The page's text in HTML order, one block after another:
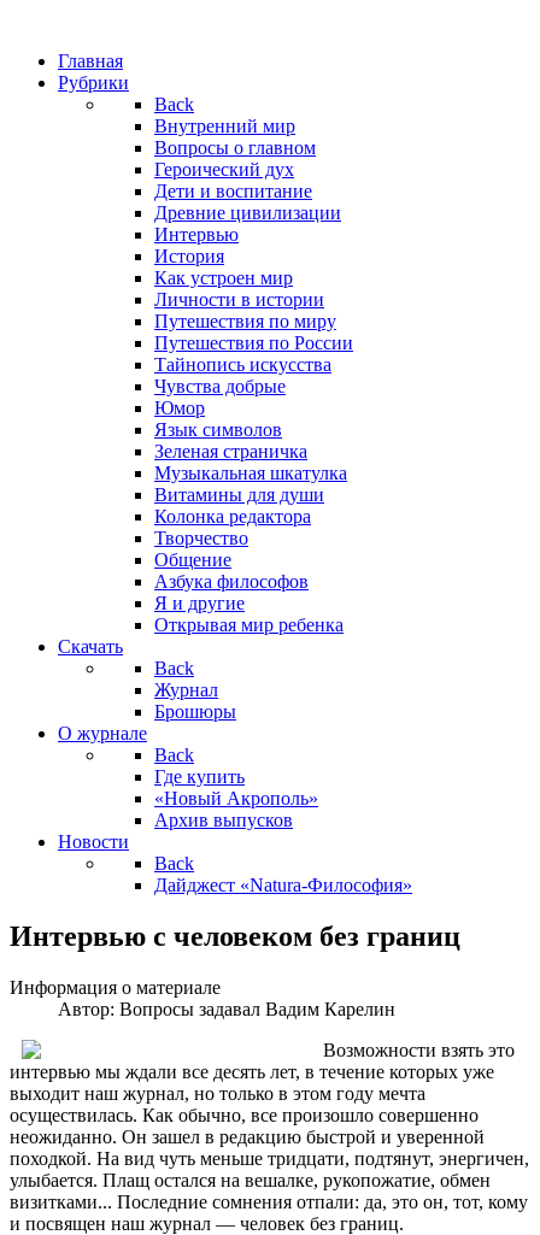
Главная
Рубрики
Back
Внутренний мир
Вопросы о главном
Героический дух
Дети и воспитание
Древние цивилизации
Интервью
История
Как устроен мир
Личности в истории
Путешествия по миру
Путешествия по России
Тайнопись искусства
Чувства добрые
Юмор
Язык символов
Зеленая страничка
Музыкальная шкатулка
Витамины для души
Колонка редактора
Творчество
Общение
Азбука философов
Я и другие
Открывая мир ребенка
Скачать
Back
Журнал
Брошюры
О журнале
Back
Где купить
«Новый Акрополь»
Архив выпусков
Новости
Back
Дайджест «Natura-Философия»
Интервью с человеком без границ
Информация о материале
Автор: Вопросы задавал Вадим Карелин
Возможности взять это
интервью мы ждали все десять лет, в течение которых уже
выходит наш журнал, но только в этом году мечта
осуществилась. Как обычно, все произошло совершенно
неожиданно. Он зашел в редакцию быстрой и уверенной
походкой. На вид чуть меньше тридцати, подтянут, энергичен,
улыбается. Плащ остался на вешалке, рукопожатие, обмен
визитками... Последние сомнения отпали: да, это он, тот, кому
и посвящен наш журнал — человек без границ.